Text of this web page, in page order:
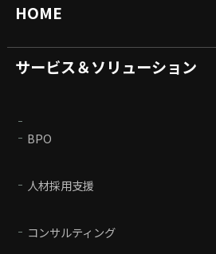
HOME
サービス＆ソリューション
BPO
人材採用支援
コンサルティング